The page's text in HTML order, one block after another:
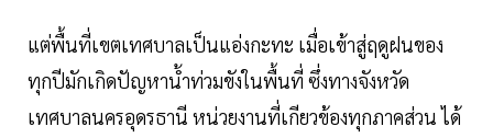
แต่พื้นที่เขตเทศบาลเป็นแอ่งกะทะ เมื่อเข้าสู่ฤดูฝนของ
ทุกปีมักเกิดปัญหาน้ำท่วมขังในพื้นที่ ซึ่งทางจังหวัด
เทศบาลนครอุดรธานี หน่วยงานที่เกียวข้องทุกภาคส่วน ได้